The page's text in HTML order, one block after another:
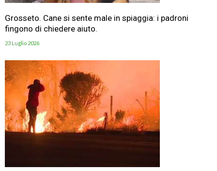
Grosseto. Cane si sente male in spiaggia: i padroni
fingono di chiedere aiuto.
23 Luglio 2026